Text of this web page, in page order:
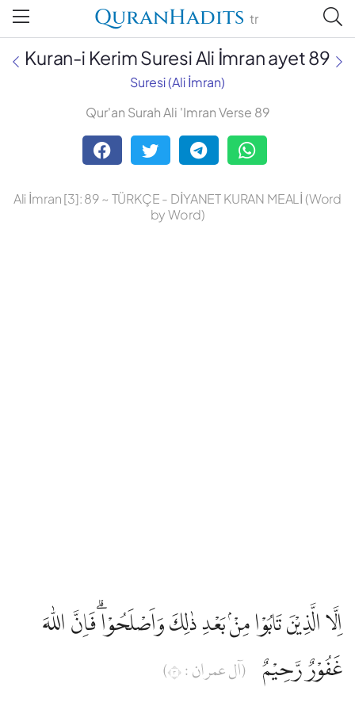
QuranHadits tr
Abdulbaki Gölpınarlı
Adem Uğur
Ali Bulaç
İbni Kesir
Kuran-i Kerim Suresi Ali İmran ayet 89
Suresi (Ali İmran)
Qur'an Surah Ali 'Imran Verse 89
Ali İmran [3]: 89 ~ TÜRKÇE - DİYANET KURAN MEALİ (Word
by Word)
اِلَّا الَّذِيْنَ تَابُوْا مِنْۢ بَعْدِ ذٰلِكَ وَاَصْلَحُوْاۗ فَاِنَّ اللّٰهَ
غَفُوْرٌ رَّحِيْمٌ
(آل عمران : ٣)